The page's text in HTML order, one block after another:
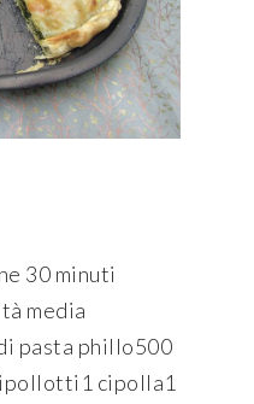
30 minuti
media
pasta phillo500
cipolla1